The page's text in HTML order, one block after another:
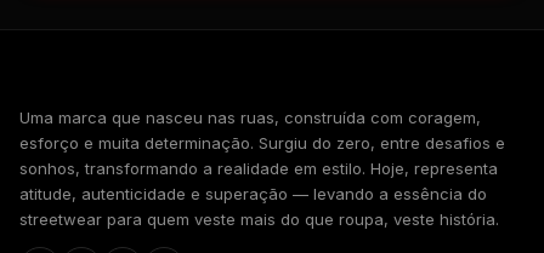
Uma marca que nasceu nas ruas, construída com coragem,
esforço e muita determinação. Surgiu do zero, entre desafios e
sonhos, transformando a realidade em estilo. Hoje, representa
atitude, autenticidade e superação — levando a essência do
streetwear para quem veste mais do que roupa, veste história.